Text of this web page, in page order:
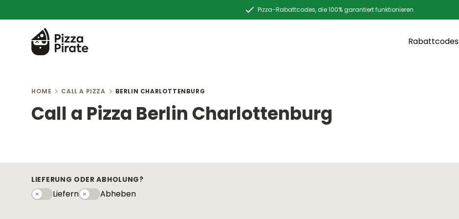
Pizza-Rabattcodes, die 100% garantiert funktionieren
Rabattcodes
HOME CALL A PIZZA BERLIN CHARLOTTENBURG
Call a Pizza Berlin Charlottenburg
LIEFERUNG ODER ABHOLUNG?
LiefernLiefernAbhebeny
Abheben